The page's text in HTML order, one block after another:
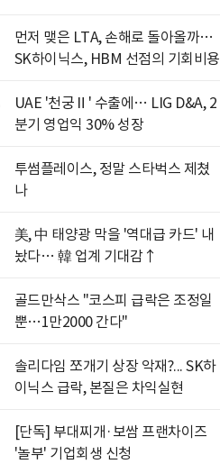
먼저 맺은 LTA, 손해로 돌아올까…
SK하이닉스, HBM 선점의 기회비용
UAE '천궁Ⅱ' 수출에… LIG D&A, 2
분기 영업익 30% 성장
투썸플레이스, 정말 스타벅스 제쳤
나
美, 中 태양광 막을 '역대급 카드' 내
놨다… 韓 업계 기대감↑
골드만삭스 "코스피 급락은 조정일
뿐…1만2000 간다"
솔리다임 쪼개기 상장 악재?... SK하
이닉스 급락, 본질은 차익실현
[단독] 부대찌개·보쌈 프랜차이즈
'놀부' 기업회생 신청